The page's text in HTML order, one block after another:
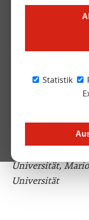
Statistik
Zum Bachelor ohne
startet im März 2023.
Modul
Susanne Kraus-
Universität,
Universität